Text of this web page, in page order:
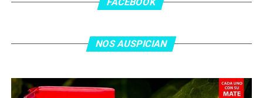
NOS AUSPICIAN